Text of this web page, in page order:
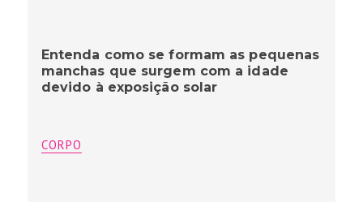
Entenda como se formam as pequenas
manchas que surgem com a idade
devido à exposição solar
CORPO